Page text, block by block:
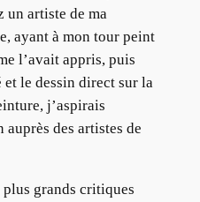
un artiste de ma
ayant à mon tour peint
l’avait appris, puis
le dessin direct sur la
j’aspirais
des artistes de
plus grands critiques